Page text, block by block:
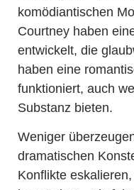
komödiantischen
Courtney haben
entwickelt, die
haben eine
funktioniert, auch
Substanz bieten.
Weniger
dramatischen
Konflikte